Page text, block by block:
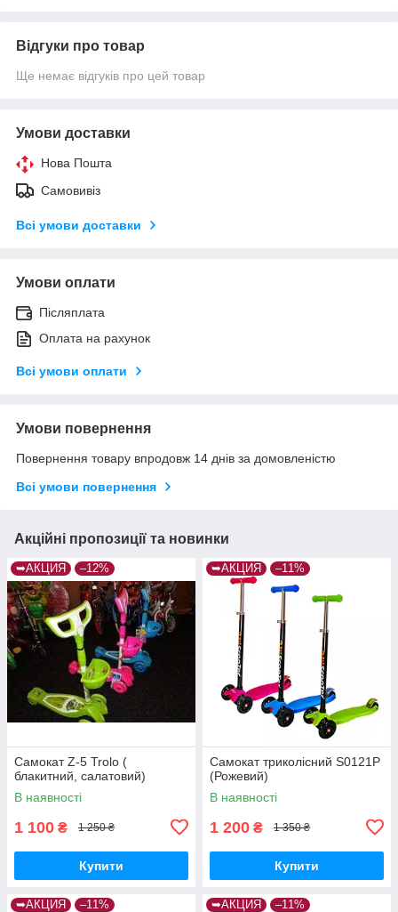
Відгуки про товар
Ще немає відгуків про цей товар
Умови доставки
Нова Пошта
Самовивіз
Всі умови доставки
Умови оплати
Післяплата
Оплата на рахунок
Всі умови оплати
Умови повернення
Повернення товару впродовж 14 днів за домовленістю
Всі умови повернення
Акційні пропозиції та новинки
➥АКЦИЯ –12%
Самокат Z-5 Trolo (
блакитний, салатовий)
В наявності
1 100 ₴ 1 250 ₴
Купити
➥АКЦИЯ –11%
Самокат триколісний S0121P
(Рожевий)
В наявності
1 200 ₴ 1 350 ₴
Купити
➥АКЦИЯ –11% ➥АКЦИЯ –11%